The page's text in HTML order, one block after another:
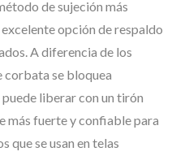
de sujeción más
opción de respaldo
A diferencia de los
corbata se bloquea
liberar con un tirón
más fuerte y confiable para
que se usan en telas